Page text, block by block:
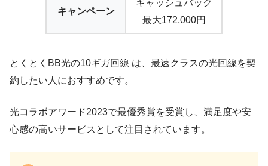
キャンペーン
キャッシュバック
最大172,000円
とくとくBB光の10ギガ回線 は、最速クラスの光回線を契
約したい人におすすめです。
光コラボアワード2023で最優秀賞を受賞し、満足度や安
心感の高いサービスとして注目されています。